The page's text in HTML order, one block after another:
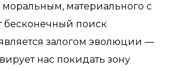
моральным, материального с
бесконечный поиск
залогом эволюции —
нас покидать зону